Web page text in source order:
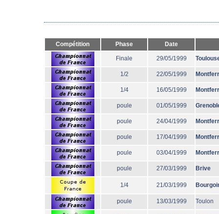
Compétition Phase Date
Finale 29/05/1999
1/2 22/05/1999
1/4 16/05/1999
poule 01/05/1999
poule 24/04/1999
poule 17/04/1999
poule 03/04/1999
poule 27/03/1999 Brive
1/4 21/03/1999
poule 13/03/1999 Toulon